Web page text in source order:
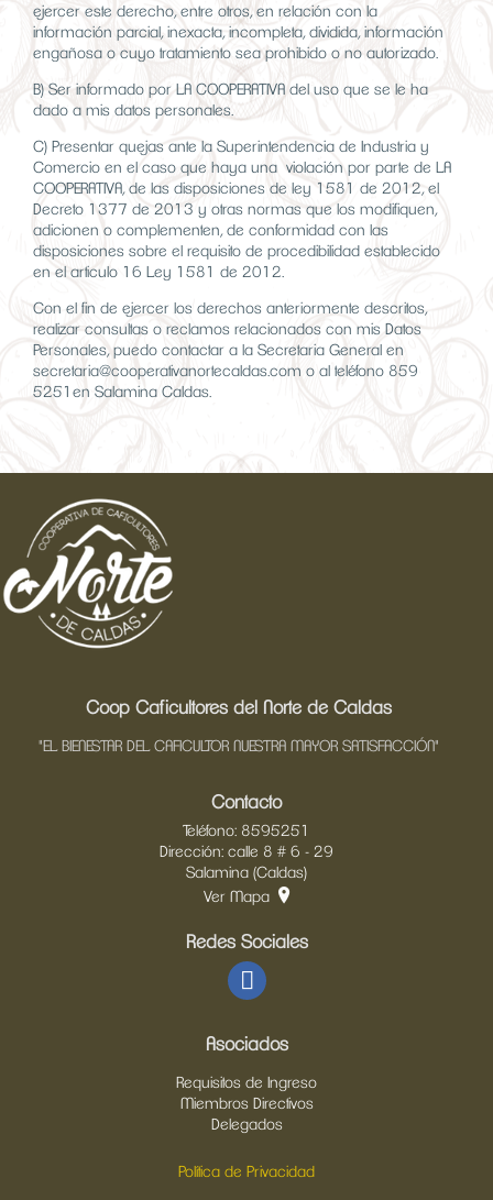
ejercer este derecho, entre otros, en relación con la
información parcial, inexacta, incompleta, dividida, información
engañosa o cuyo tratamiento sea prohibido o no autorizado.
B) Ser informado por LA COOPERATIVA del uso que se le ha
dado a mis datos personales.
C) Presentar quejas ante la Superintendencia de Industria y
Comercio en el caso que haya una violación por parte de LA
COOPERATIVA, de las disposiciones de ley 1581 de 2012, el
Decreto 1377 de 2013 y otras normas que los modifiquen,
adicionen o complementen, de conformidad con las
disposiciones sobre el requisito de procedibilidad establecido
en el articulo 16 Ley 1581 de 2012.
Con el fin de ejercer los derechos anteriormente descritos,
realizar consultas o reclamos relacionados con mis Datos
Personales, puedo contactar a la Secretaria General en
secretaria@cooperativanortecaldas.com o al teléfono 859
5251en Salamina Caldas.
Coop Caficultores del Norte de Caldas
"EL BIENESTAR DEL CAFICULTOR NUESTRA MAYOR SATISFACCIÓN"
Contacto
Teléfono: 8595251
Dirección: calle 8 # 6 - 29
Salamina (Caldas)
Ver Mapa
Redes Sociales
Asociados
Requisitos de Ingreso
Miembros Directivos
Delegados
Política de Privacidad